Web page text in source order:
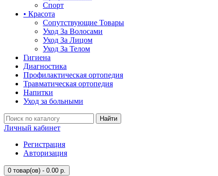
Спорт
• Красота
Сопутствующие Товары
Уход За Волосами
Уход За Лицом
Уход За Телом
Гигиена
Диагностика
Профилактическая ортопедия
Травматическая ортопедия
Напитки
Уход за больными
Найти
Личный кабинет
Регистрация
Авторизация
0 товар(ов) - 0.00 р.